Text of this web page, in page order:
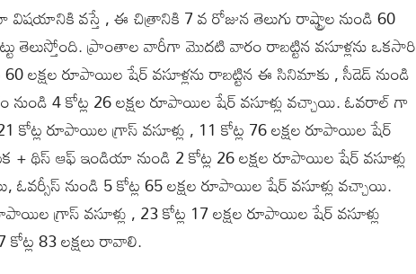
వస్తే , ఈ చిత్రానికి 7 వ రోజున తెలుగు రాష్ట్రాల నుండి 60
తెలుస్తోంది. ప్రాంతాల వారీగా మొదటి వారం రాబట్టిన వసూళ్లను ఒకసారి
60 లక్షల రూపాయిల షేర్ వసూళ్లను రాబట్టిన ఈ సినిమాకు , సీడెడ్ నుండి
నుండి 4 కోట్ల 26 లక్షల రూపాయిల షేర్ వసూళ్లు వచ్చాయి. ఓవరాల్ గా
కోట్ల రూపాయిల గ్రాస్ వసూళ్లు , 11 కోట్ల 76 లక్షల రూపాయిల షేర్
+ థిస్ ఆఫ్ ఇండియా నుండి 2 కోట్ల 26 లక్షల రూపాయిల షేర్ వసూళ్లు
ఓవర్సీస్ నుండి 5 కోట్ల 65 లక్షల రూపాయిల షేర్ వసూళ్లు వచ్చాయి.
గ్రాస్ వసూళ్లు , 23 కోట్ల 17 లక్షల రూపాయిల షేర్ వసూళ్లు
83 లక్షలు రావాలి.